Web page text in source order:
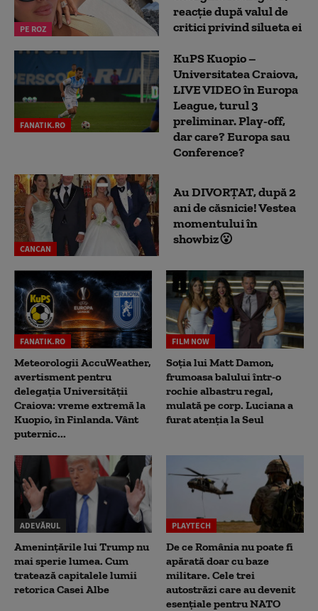
PE ROZ
reacție după valul de
critici privind silueta ei
FANATIK.RO
KuPS Kuopio –
Universitatea Craiova,
LIVE VIDEO în Europa
League, turul 3
preliminar. Play-off,
dar care? Europa sau
Conference?
CANCAN
Au DIVORȚAT, după 2
ani de căsnicie! Vestea
momentului în
showbiz😮
FANATIK.RO
Meteorologii AccuWeather,
avertisment pentru
delegația Universității
Craiova: vreme extremă la
Kuopio, în Finlanda. Vânt
puternic...
FILM NOW
Soția lui Matt Damon,
frumoasa balului într-o
rochie albastru regal,
mulată pe corp. Luciana a
furat atenția la Seul
ADEVĂRUL
Amenințările lui Trump nu
mai sperie lumea. Cum
tratează capitalele lumii
retorica Casei Albe
PLAYTECH
De ce România nu poate fi
apărată doar cu baze
militare. Cele trei
autostrăzi care au devenit
esențiale pentru NATO